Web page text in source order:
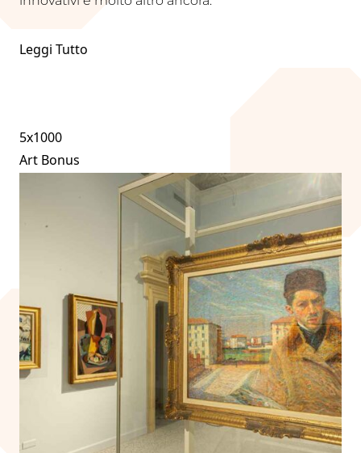
Leggi Tutto
5x1000
Art Bonus